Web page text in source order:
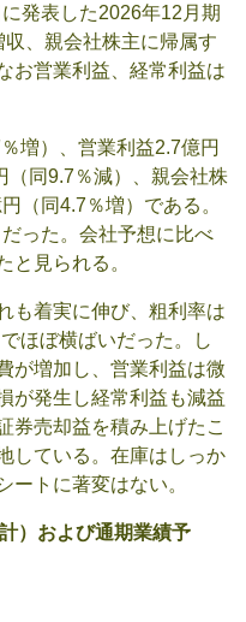
発表した2026年12月期
、親会社株主に帰属す
お営業利益、経常利益は
増）、営業利益2.7億円
（同9.7％減）、親会社株
（同4.7％増）である。
った。会社予想に比べ
と見られる。
も着実に伸び、粗利率は
ほぼ横ばいだった。し
が増加し、営業利益は微
が発生し経常利益も減益
券売却益を積み上げたこ
している。在庫はしっか
ートに著変はない。
）および通期業績予